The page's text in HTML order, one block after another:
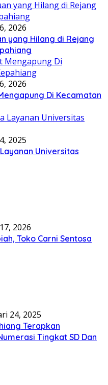
2026
yang Hilang di Rejang
2026
Di Kecamatan
2025
Universitas
2026
Toko Carni Sentosa
24, 2025
Terapkan
Tingkat SD Dan